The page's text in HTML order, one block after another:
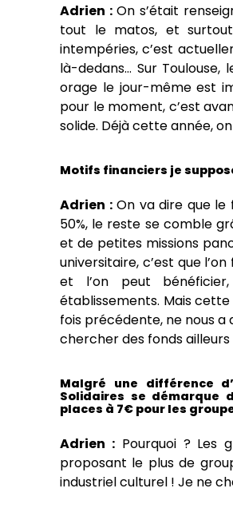
Adrien :On s’était
tout le matos, et
intempéries, c’est
là-dedans… Sur
orage le jour-même est
pour le moment, c’est
solide. Déjà cette année,
Motifs financiers je
Adrien :On va dire que le
50%, le reste se comble
et de petites missions
universitaire, c’est que
et l’on peut
établissements. Mais
fois précédente, ne nous a
chercher des fonds
Malgré une différence
Solidaires se démarque
places à 7€ pour les
Adrien :Pourquoi ? Les
proposant le plus de
industriel culturel ! Je ne